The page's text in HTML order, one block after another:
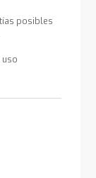
posibles